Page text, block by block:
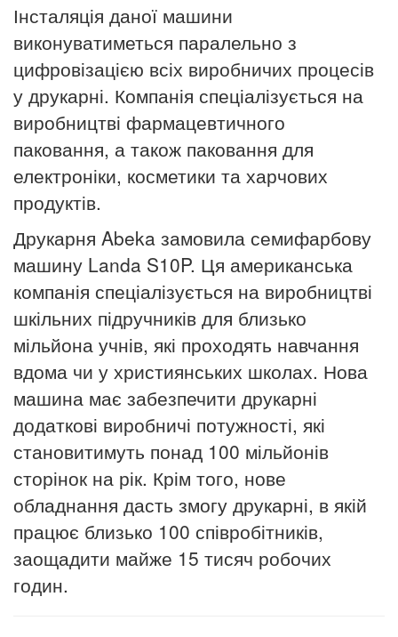
Інсталяція даної машини
виконуватиметься паралельно з
цифровізацією всіх виробничих процесів
у друкарні. Компанія спеціалізується на
виробництві фармацевтичного
паковання, а також паковання для
електроніки, косметики та харчових
продуктів.
Друкарня Abeka замовила семифарбову
машину Landa S10P. Ця американська
компанія спеціалізується на виробництві
шкільних підручників для близько
мільйона учнів, які проходять навчання
вдома чи у християнських школах. Нова
машина має забезпечити друкарні
додаткові виробничі потужності, які
становитимуть понад 100 мільйонів
сторінок на рік. Крім того, нове
обладнання дасть змогу друкарні, в якій
працює близько 100 співробітників,
заощадити майже 15 тисяч робочих
годин.